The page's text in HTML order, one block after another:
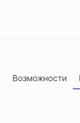
Возможности